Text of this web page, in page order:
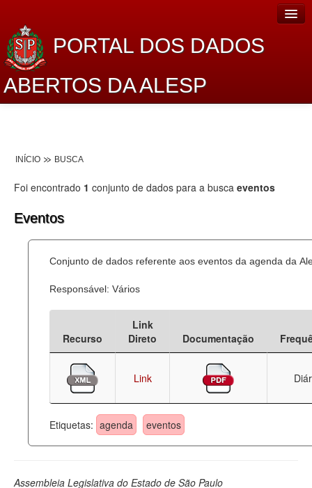
PORTAL DOS DADOS
ABERTOS DA ALESP
Lei de Acesso à Informação
Dados Governamentais Abertos
Processo Legislativo
Deputados Estaduais
Administração
Legislação
Perguntas frequentes
INÍCIO BUSCA
Foi encontrado 1 conjunto de dados para a busca eventos
Eventos
Conjunto de dados referente aos eventos da agenda da
Responsável: Vários
Recurso
Link
Direto
Documentação
Link
Etiquetas: agenda eventos
Assembleia Legislativa do Estado de São Paulo